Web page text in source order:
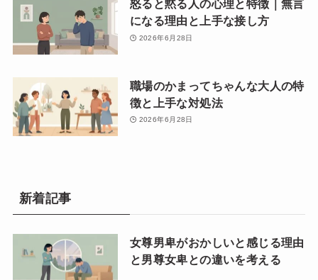
怒ると黙る人の心理と特徴｜無言
になる理由と上手な接し方
2026年6月28日
職場のかまってちゃんな大人の特
徴と上手な対処法
2026年6月28日
新着記事
女尊男卑がおかしいと感じる理由
と男尊女卑との違いを考える